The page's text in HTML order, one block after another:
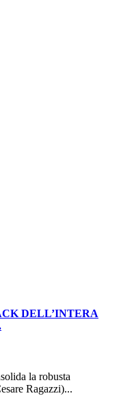
DELL’INTERA
la robusta
Ragazzi)...